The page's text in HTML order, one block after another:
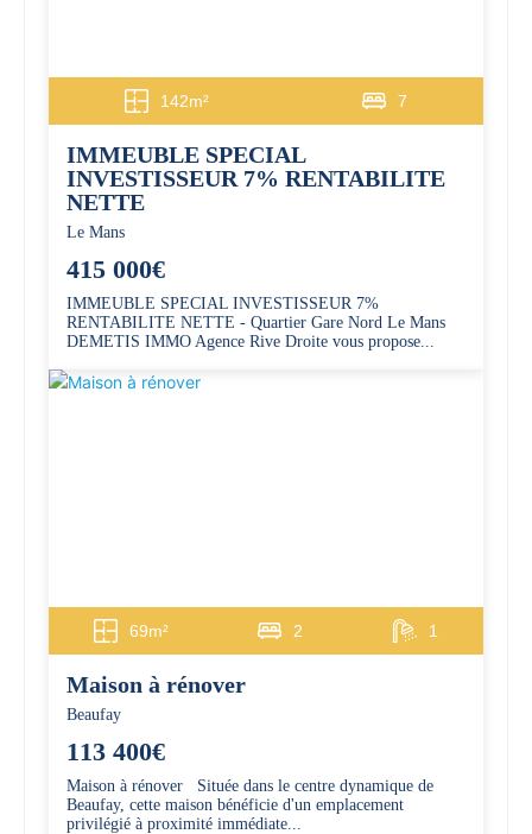
142m² 7
IMMEUBLE SPECIAL
INVESTISSEUR 7% RENTABILITE
NETTE
Le Mans
415 000€
IMMEUBLE SPECIAL INVESTISSEUR 7%
RENTABILITE NETTE - Quartier Gare Nord Le Mans
DEMETIS IMMO Agence Rive Droite vous propose...
69m² 2 1
Maison à rénover
Beaufay
113 400€
Maison à rénover Située dans le centre dynamique de
Beaufay, cette maison bénéficie d'un emplacement
privilégié à proximité immédiate...